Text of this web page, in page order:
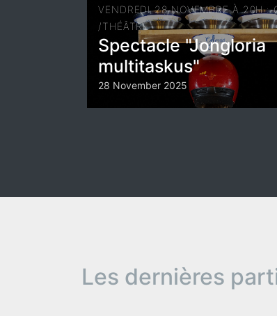
VENDREDI 28 NOVEMBRE À 20H :
/THÉÂTRE
Spectacle "Jongloria
multitaskus"
28 November 2025
Les dernières